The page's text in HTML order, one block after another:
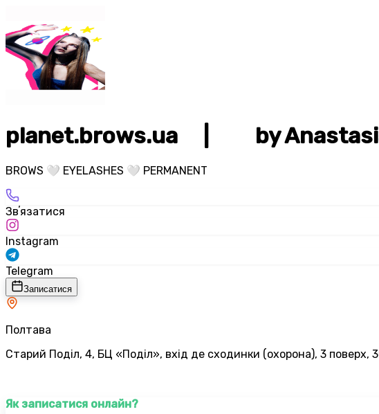
planet.brows.ua ⠀ | ⠀ ⠀ by
BROWS 🤍 EYELASHES 🤍 PERMANENT
Звʼязатися
Instagram
Telegram
Записатися
Полтава
Старий Поділ, 4, БЦ «Поділ», вхід де сходинки (охорона), 3 поверх,
Як записатися онлайн?